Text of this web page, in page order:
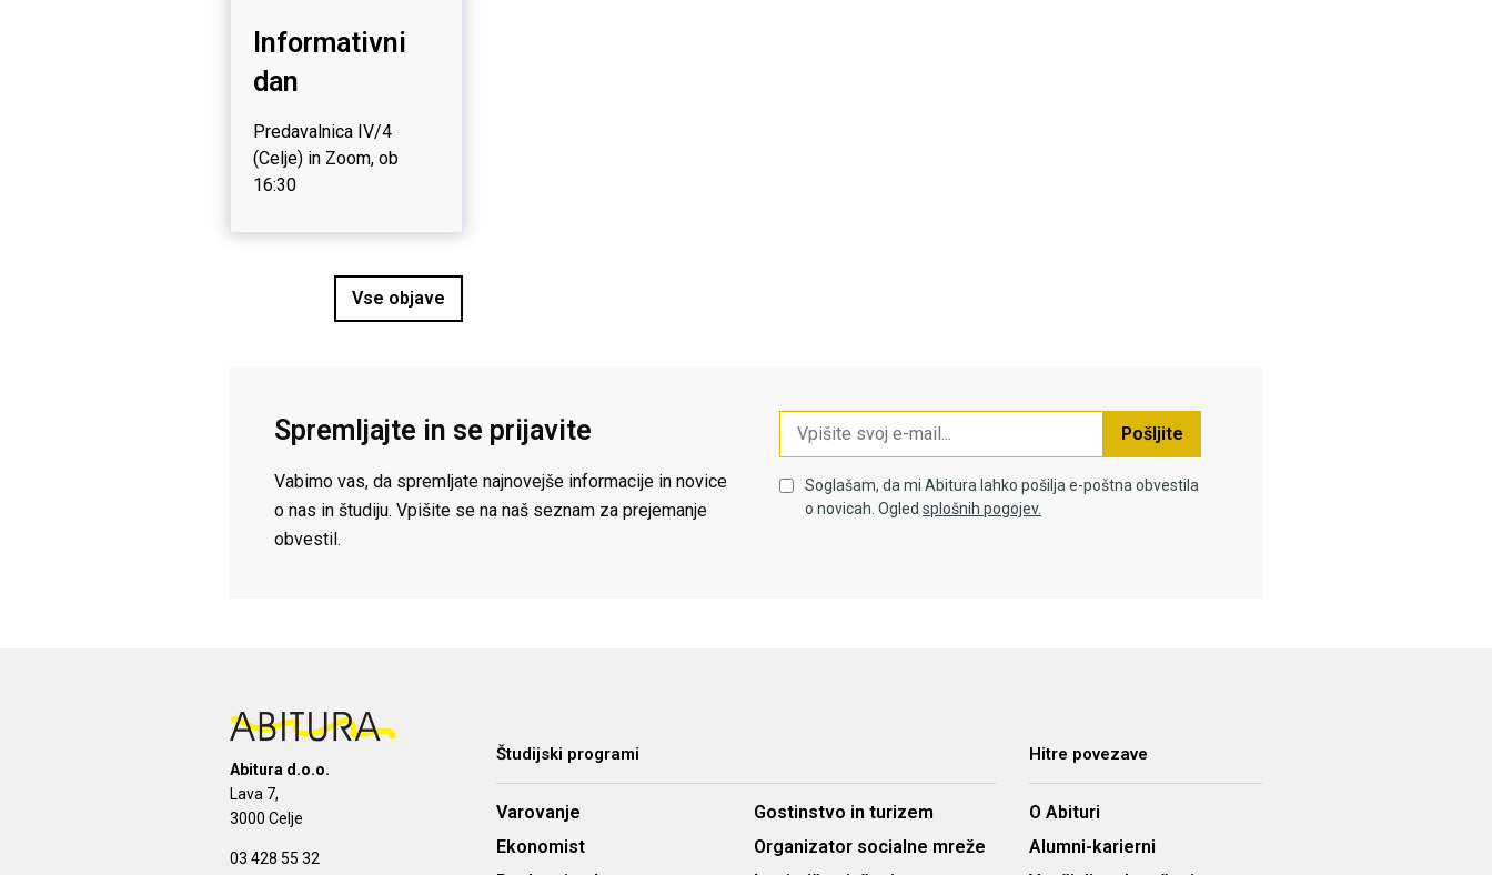
Informativni
dan
Predavalnica IV/4
(Celje) in Zoom, ob
16:30
Vse objave
Spremljajte in se prijavite
Vabimo vas, da spremljate najnovejše informacije in novice
o nas in študiju. Vpišite se na naš seznam za prejemanje
obvestil.
Pošljite
Soglašam, da mi Abitura lahko pošilja e-poštna obvestila
o novicah. Ogled splošnih pogojev.
Abitura d.o.o.
Lava 7,
3000 Celje
03 428 55 32
Študijski programi
Varovanje
Ekonomist
Gostinstvo in turizem
Organizator socialne mreže
Hitre povezave
O Abituri
Alumni-karierni